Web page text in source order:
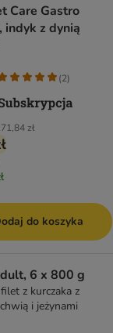
Care Gastro
indyk z dynią
zł
(2)
do koszyka
6 x 800 g
z kurczaka z
i jeżynami